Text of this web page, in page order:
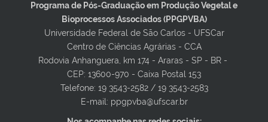
O artigo pode ser acessado na
https://www.nature.com/articles/s41437-
Programa de Pós-Graduação em Produção Vegetal e
Bioprocessos Associados (PPGPVBA)
Universidade Federal de São Carlos - UFSCar
Centro de Ciências Agrárias - CCA
Rodovia Anhanguera, km 174 - Araras - SP - BR -
CEP: 13600-970 - Caixa Postal 153
Telefone: 19 3543-2582 / 19 3543-2583
E-mail: ppgpvba@ufscar.br